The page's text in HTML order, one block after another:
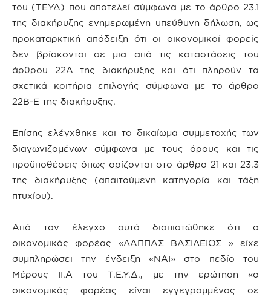
του (ΤΕΥΔ) που αποτελεί σύμφωνα με το άρθρο 23.1
της διακήρυξης ενημερωμένη υπεύθυνη δήλωση, ως
προκαταρκτική απόδειξη ότι οι οικονομικοί φορείς
δεν βρίσκονται σε μια από τις καταστάσεις του
άρθρου 22Α της διακήρυξης και ότι πληρούν τα
σχετικά κριτήρια επιλογής σύμφωνα με το άρθρο
22Β-Ε της διακήρυξης.
Επίσης ελέγχθηκε και το δικαίωμα συμμετοχής των
διαγωνιζομένων σύμφωνα με τους όρους και τις
προϋποθέσεις όπως ορίζονται στο άρθρο 21 και 23.3
της διακήρυξης (απαιτούμενη κατηγορία και τάξη
πτυχίου).
Από τον έλεγχο αυτό διαπιστώθηκε ότι ο
οικονομικός φορέας «ΛΑΠΠΑΣ ΒΑΣΙΛΕΙΟΣ » είχε
συμπληρώσει την ένδειξη «ΝΑΙ» στο πεδίο του
Μέρους ΙΙ.Α του Τ.Ε.Υ.Δ., με την ερώτηση «ο
οικονομικός φορέας είναι εγγεγραμμένος σε